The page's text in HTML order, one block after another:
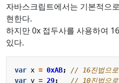
자바스크립트에서는 기본적으
현한다.
하지만 0x 접두사를 사용하여
있다.
var x = 0xAB;
var y = 29;